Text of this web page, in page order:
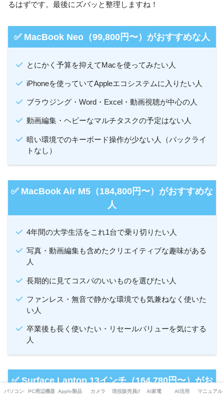
るはずです。最後にズバッと整理しますね！
✅ MacBook Neo（99,800円〜）がおすすめな人
とにかく予算を抑えてMacを使ってみたい人
iPhoneを使っていてAppleエコシステムに入りたい人
ブラウジング・Word・Excel・動画視聴が中心の人
動画編集・ヘビーなマルチタスクの予定はない人
暗い環境でのキーボード操作が少ない人（バックライ
トなし）
✅ MacBook Air M5（184,800円〜）がおすすめな
人
4年間の大学生活をこれ1台で乗り切りたい人
写真・動画編集も含めたクリエイティブな趣味がある
人
長期的に見てコスパのいいものを選びたい人
ファンレス・無音で静かな環境でも気兼ねなく使いた
い人
卒業後も長く使いたい・リセールバリューを気にする
人
✅ Surface Laptop 13インチ（164,780円〜）がお
すすめな人
パソコン PC周辺機器・ガジェット
Apple製品 カメラ 現役販売員の本音AI家電 AI活用 マニュアル